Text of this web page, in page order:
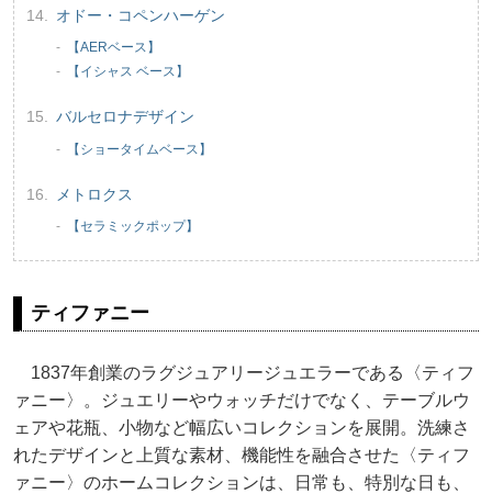
オドー・コペンハーゲン
【AERベース】
【イシャス ベース】
バルセロナデザイン
【ショータイムベース】
メトロクス
【セラミックポップ】
ティファニー
1837年創業のラグジュアリージュエラーである〈ティフ
ァニー〉。ジュエリーやウォッチだけでなく、テーブルウ
ェアや花瓶、小物など幅広いコレクションを展開。洗練さ
れたデザインと上質な素材、機能性を融合させた〈ティフ
ァニー〉のホームコレクションは、日常も、特別な日も、